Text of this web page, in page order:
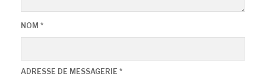
NOM *
ADRESSE DE MESSAGERIE *